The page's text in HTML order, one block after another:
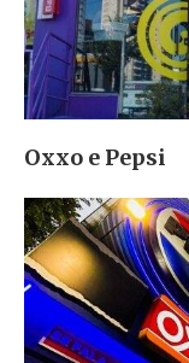
Oxxo e Pepsi